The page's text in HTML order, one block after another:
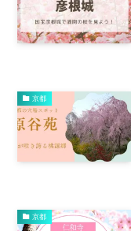
京都
京都